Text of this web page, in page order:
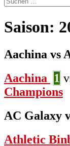
nach:
Saison:
Aachina vs
Aachina
1
Champions
AC Galaxy
Athletic